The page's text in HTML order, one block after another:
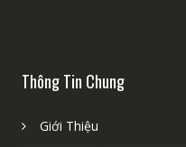
Thông Tin Chung
Giới Thiệu